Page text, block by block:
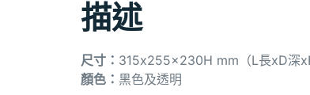
描述
尺寸： 315x255x230H mm（L長xD深
顏色： 黑色及透明